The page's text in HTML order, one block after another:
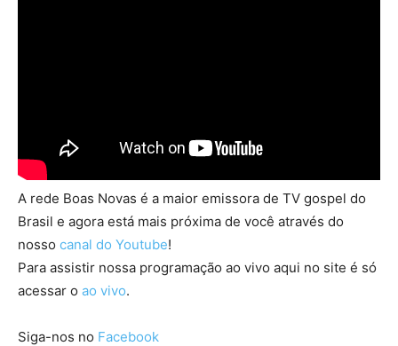
A rede Boas Novas é a maior emissora de TV gospel do
Brasil e agora está mais próxima de você através do
nosso canal do Youtube!
Para assistir nossa programação ao vivo aqui no site é só
acessar o ao vivo.
Siga-nos no Facebook